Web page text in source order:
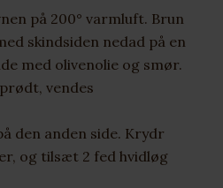
på 200° varmluft. Brun
skindsiden nedad på en
med olivenolie og smør.
vendes
den anden side. Krydr
og tilsæt 2 fed hvidløg